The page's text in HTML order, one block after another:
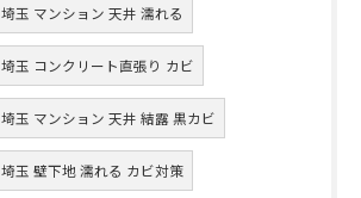
埼玉 マンション 天井 濡れる
埼玉 コンクリート直張り カビ
埼玉 マンション 天井 結露 黒カビ
埼玉 壁下地 濡れる カビ対策